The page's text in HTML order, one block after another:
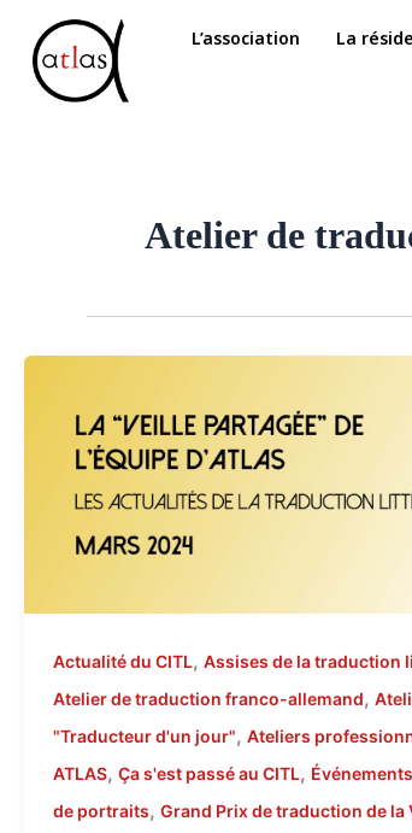
contenu
L’association La
Atelier de
Actualité du CITL, Assises de la traduction
Atelier de traduction franco-allemand,
"Traducteur d'un jour", Ateliers
ATLAS, Ça s'est passé au CITL, Événements
de portraits, Grand Prix de traduction de la